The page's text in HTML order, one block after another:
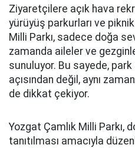
Ziyaretçilere açık hava
yürüyüş parkurları ve
Milli Parkı, sadece doğa
zamanda aileler ve
sunuluyor. Bu sayede,
açısından değil, aynı
de dikkat çekiyor.
Yozgat Çamlık Milli Parkı,
tanıtılması amacıyla